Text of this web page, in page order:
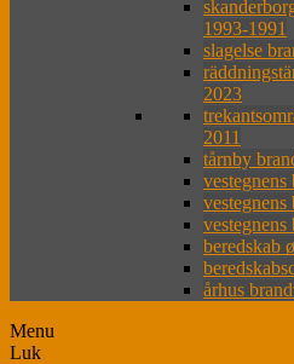
1993-1991
slagelse
2023
2011
tårnby
beredskab
århus
Menu
Luk